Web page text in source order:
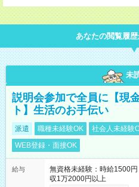
あなたの閲覧履
未
説明会参加で全員に【現
ト】生活のお手伝い
派遣 職種未経験OK 社会人未経験
WEB登録・面接OK
給与
無資格未経験：時給
収1万2000円以上